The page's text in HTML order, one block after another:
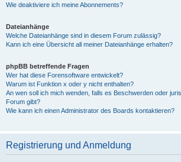
Wie deaktiviere ich meine Abonnements?
Dateianhänge
Welche Dateianhänge sind in diesem Forum zulässig?
Kann ich eine Übersicht all meiner Dateianhänge erhalten?
phpBB betreffende Fragen
Wer hat diese Forensoftware entwickelt?
Warum ist Funktion x oder y nicht enthalten?
An wen soll ich mich wenden, falls es Beschwerden oder
Forum gibt?
Wie kann ich einen Administrator des Boards kontaktieren?
Registrierung und Anmeldung